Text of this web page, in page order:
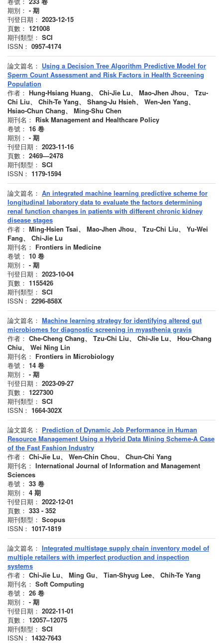
期別： - 期
刊登日期： 2023-12-15
頁數： 121008
期刊類型： SCI
ISSN： 0957-4174
論文篇名： Using a Decision Tree Algorithm Predictive Model for
Sperm Count Assessment and Risk Factors in Health Screening
Population
作者： Hung-Hsiang Huang、 Chi-Jie Lu、 Mao-Jhen Jhou、 Tzu-
Chi Liu、 Chih-Te Yang、 Shang-Ju Hsieh、 Wen-Jen Yang、
Hsiao-Chun Chang、 Ming-Shu Chen
期刊名： Risk Management and Healthcare Policy
卷號： 16 卷
期別： - 期
刊登日期： 2023-11-16
頁數： 2469—2478
期刊類型： SCI
ISSN： 1179-1594
論文篇名： An integrated machine learning predictive scheme for
longitudinal laboratory data to evaluate the factors determining
renal function changes in patients with different chronic kidney
disease stages
作者： Ming-Hsien Tsai、 Mao-Jhen Jhou、 Tzu-Chi Liu、 Yu-Wei
Fang、 Chi-Jie Lu
期刊名： Frontiers in Medicine
卷號： 10 卷
期別： - 期
刊登日期： 2023-10-04
頁數： 1155426
期刊類型： SCI
ISSN： 2296-858X
論文篇名： Machine learning strategy for identifying altered gut
microbiomes for diagnostic screening in myasthenia gravis
作者： Che-Cheng Chang、 Tzu-Chi Liu、 Chi-Jie Lu、 Hou-Chang
Chiu、 Wei Ning Lin
期刊名： Frontiers in Microbiology
卷號： 14 卷
期別： - 期
刊登日期： 2023-09-27
頁數： 1227300
期刊類型： SCI
ISSN： 1664-302X
論文篇名： Prediction of Dynamic Job Performance in Human
Resource Management Using a Hybrid Data Mining Scheme-A Case
of the Fast Fashion Industry
作者： Chi-Jie Lu、 Wen-Chin Chou、 Chun-Chi Yang
期刊名： International Journal of Information and Management
Sciences
卷號： 33 卷
期別： 4 期
刊登日期： 2022-12-01
頁數： 333 - 352
期刊類型： Scopus
ISSN： 1017-1819
論文篇名： Integrated multistage supply chain inventory model of
multiple retailers with imperfect production and inspection
systems
作者： Chi-Jie Lu、 Ming Gu、 Tian-Shyug Lee、 Chih-Te Yang
期刊名： Soft Computing
卷號： 26 卷
期別： - 期
刊登日期： 2022-11-01
頁數： 12057–12075
期刊類型： SCI
ISSN： 1432-7643